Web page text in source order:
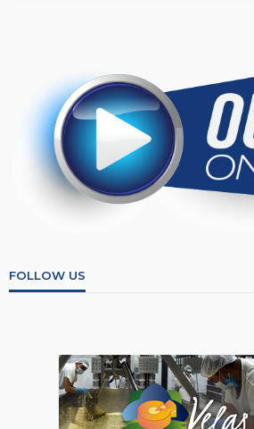
FOLLOW US